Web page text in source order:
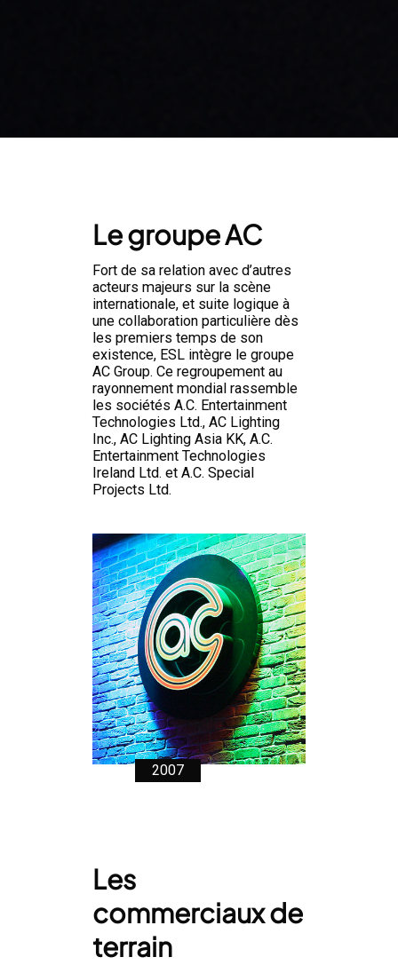
Le groupe AC
Fort de sa relation avec d’autres
acteurs majeurs sur la scène
internationale, et suite logique à
une collaboration particulière dès
les premiers temps de son
existence, ESL intègre le groupe
AC Group. Ce regroupement au
rayonnement mondial rassemble
les sociétés A.C. Entertainment
Technologies Ltd., AC Lighting
Inc., AC Lighting Asia KK, A.C.
Entertainment Technologies
Ireland Ltd. et A.C. Special
Projects Ltd.
2007
Les
commerciaux de
terrain